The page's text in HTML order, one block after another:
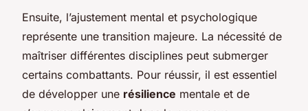
Ensuite, l’ajustement mental et psychologique
représente une transition majeure. La nécessité de
maîtriser différentes disciplines peut submerger
certains combattants. Pour réussir, il est essentiel
de développer une résilience mentale et de